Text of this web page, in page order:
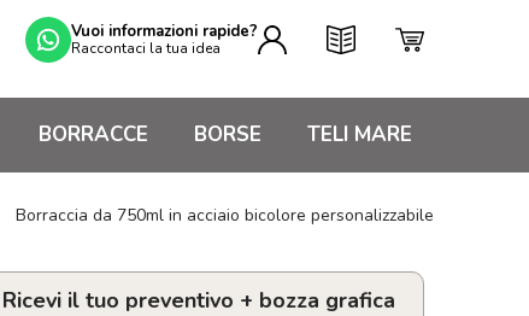
Vuoi informazioni rapide?
Raccontaci la tua idea
BORRACCE BORSE TELI MARE
Borraccia da 750ml in acciaio bicolore personalizzabile
Ricevi il tuo preventivo + bozza grafica